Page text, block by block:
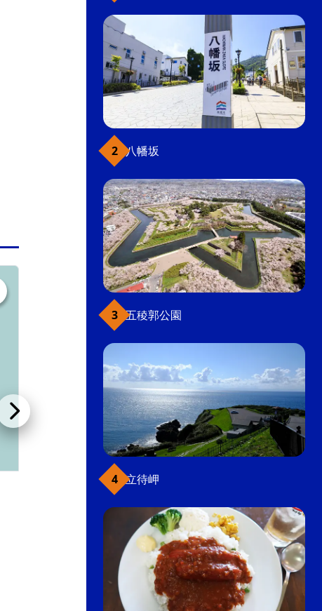
供する焼肉店。炭火コンロで焼くので、ジュー
シーな食感が楽しめる。お財布にうれしい、ジ
ンギスカン食べ放題コースもあり。
ご当地グルメ
ジンギスカン
焼肉・ステーキ・すき焼き
飲食店
こだわり条件(グルメ)
LC五稜郭ホテル
ホテル・ビジネスホテル
八幡坂
五稜郭公園
立待岬